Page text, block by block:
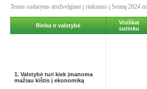
Testas sudarytas atsižvelgiant į rinkimus į Seimą 2024 m.
Rinka ir valstybė
Visiškai
sutinku
1. Valstybė turi kiek įmanoma
mažiau kištis į ekonomiką